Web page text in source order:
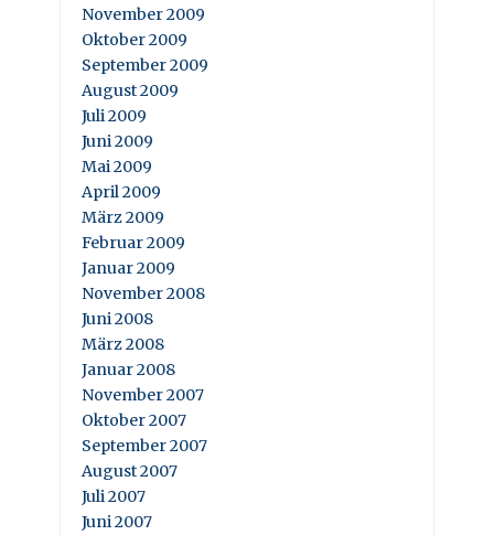
November 2009
Oktober 2009
September 2009
August 2009
Juli 2009
Juni 2009
Mai 2009
April 2009
März 2009
Februar 2009
Januar 2009
November 2008
Juni 2008
März 2008
Januar 2008
November 2007
Oktober 2007
September 2007
August 2007
Juli 2007
Juni 2007